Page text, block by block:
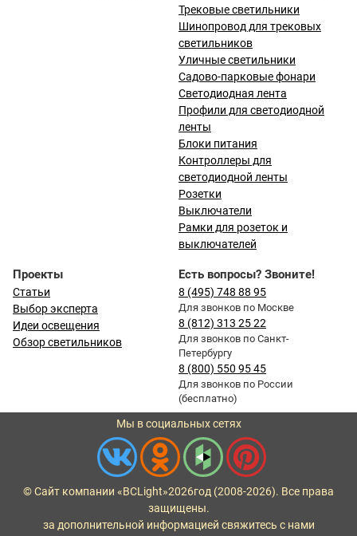
Трековые светильники
Шинопровод для трековых
светильников
Уличные светильники
Садово-парковые фонари
Светодиодная лента
Профили для светодиодной
ленты
Блоки питания
Контроллеры для
светодиодной ленты
Розетки
Выключатели
Рамки для розеток и
выключателей
Проекты
Статьи
Выбор эксперта
Идеи освещения
Обзор светильников
Есть вопросы? Звоните!
8 (495) 748 88 95
Для звонков по Москве
8 (812) 313 25 22
Для звонков по Санкт-
Петербургу
8 (800) 550 95 45
Для звонков по России
(бесплатно)
Мы в социальных сетях
© Сайт компании «BCLight»2026год (2008-2026). Все права
защищены.
за дополнительной информацией свяжитесь с нами